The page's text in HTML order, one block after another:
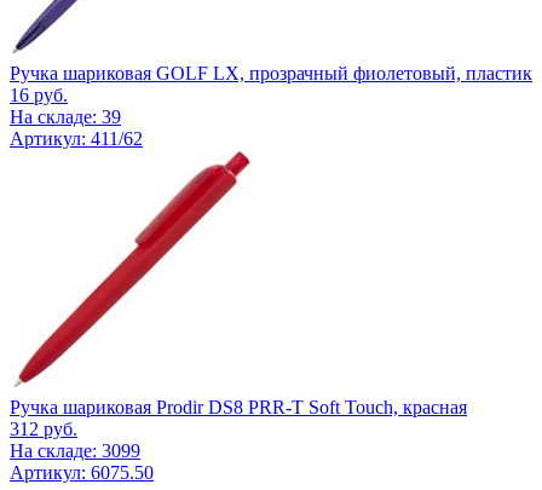
Ручка шариковая GOLF LX, прозрачный фиолетовый, пластик
16 руб.
На складе: 39
Артикул: 411/62
Ручка шариковая Prodir DS8 PRR-T Soft Touch, красная
312 руб.
На складе: 3099
Артикул: 6075.50